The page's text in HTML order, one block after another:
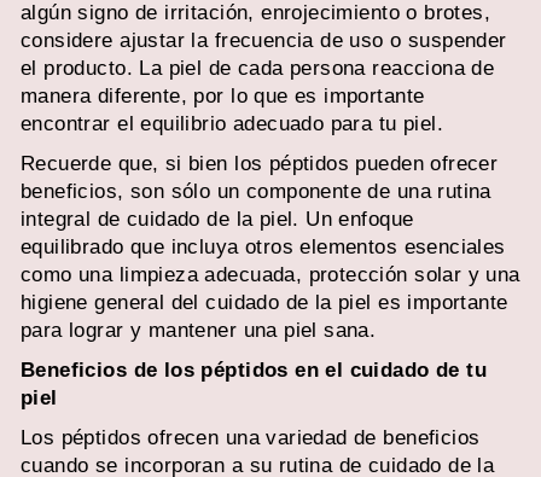
algún signo de irritación, enrojecimiento o brotes,
considere ajustar la frecuencia de uso o suspender
el producto. La piel de cada persona reacciona de
manera diferente, por lo que es importante
encontrar el equilibrio adecuado para tu piel.
Recuerde que, si bien los péptidos pueden ofrecer
beneficios, son sólo un componente de una rutina
integral de cuidado de la piel. Un enfoque
equilibrado que incluya otros elementos esenciales
como una limpieza adecuada, protección solar y una
higiene general del cuidado de la piel es importante
para lograr y mantener una piel sana.
Beneficios de los péptidos en el cuidado de tu
piel
Los péptidos ofrecen una variedad de beneficios
cuando se incorporan a su rutina de cuidado de la